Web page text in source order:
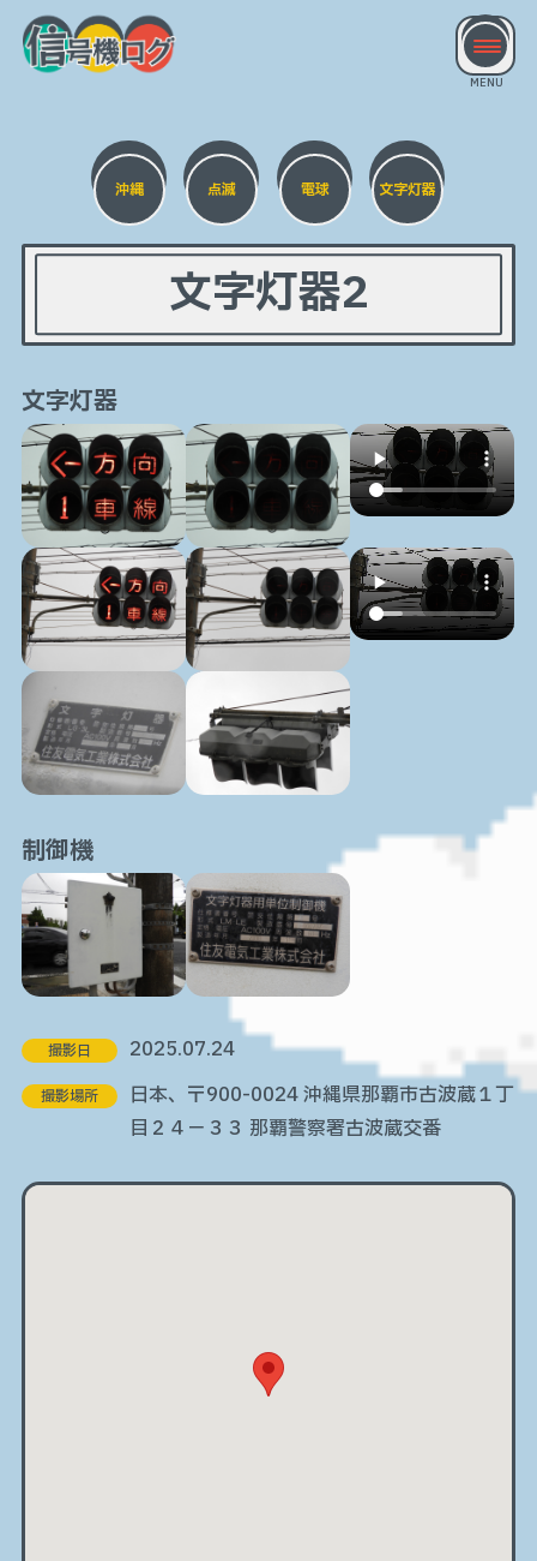
沖縄 点滅 電球 文字灯器
文字灯器2
文字灯器
制御機
撮影日 2025.07.24
撮影場所
日本、〒900-0024 沖縄県那覇市古波蔵１丁
目２４−３３ 那覇警察署古波蔵交番